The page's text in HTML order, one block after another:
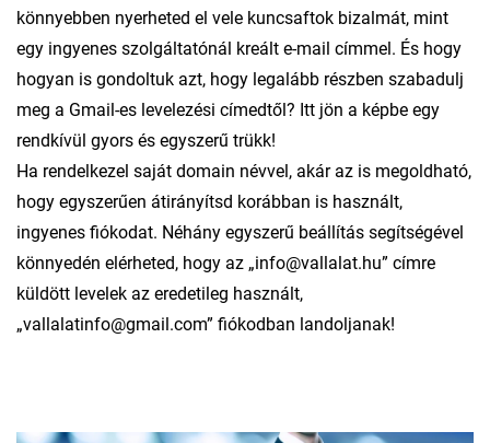
könnyebben nyerheted el vele kuncsaftok bizalmát, mint
egy ingyenes szolgáltatónál kreált e-mail címmel. És hogy
hogyan is gondoltuk azt, hogy legalább részben szabadulj
meg a Gmail-es levelezési címedtől? Itt jön a képbe egy
rendkívül gyors és egyszerű trükk!
Ha rendelkezel saját domain névvel, akár az is megoldható,
hogy egyszerűen átirányítsd korábban is használt,
ingyenes fiókodat. Néhány egyszerű beállítás segítségével
könnyedén elérheted, hogy az „info@vallalat.hu” címre
küldött levelek az eredetileg használt,
„vallalatinfo@gmail.com” fiókodban landoljanak!